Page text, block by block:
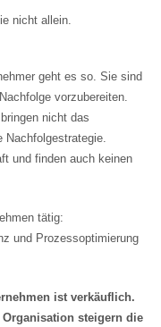
nicht allein.
geht es so. Sie sind
vorzubereiten.
nicht das
Nachfolgestrategie.
und finden auch keinen
tätig:
und Prozessoptimierung
ist verkäuflich.
steigern die